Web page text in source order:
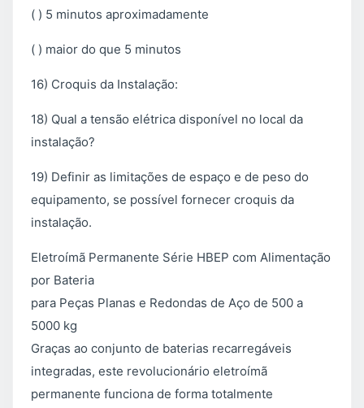
( ) 5 minutos aproximadamente
( ) maior do que 5 minutos
16) Croquis da Instalação:
18) Qual a tensão elétrica disponível no local da
instalação?
19) Definir as limitações de espaço e de peso do
equipamento, se possível fornecer croquis da
instalação.
Eletroímã Permanente Série HBEP com Alimentação
por Bateria
para Peças Planas e Redondas de Aço de 500 a
5000 kg
Graças ao conjunto de baterias recarregáveis ​​
integradas, este revolucionário eletroímã
permanente funciona de forma totalmente